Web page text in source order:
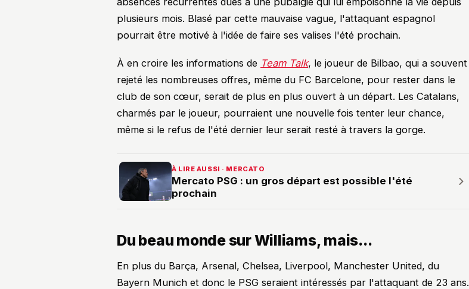
plusieurs mois. Blasé par cette mauvaise vague, l'attaquant espagnol
pourrait être motivé à l'idée de faire ses valises l'été prochain.
À en croire les informations de Team Talk, le joueur de Bilbao, qui a souvent
rejeté les nombreuses offres, même du FC Barcelone, pour rester dans le
club de son cœur, serait de plus en plus ouvert à un départ. Les Catalans,
charmés par le joueur, pourraient une nouvelle fois tenter leur chance,
même si le refus de l'été dernier leur serait resté à travers la gorge.
À LIRE AUSSI · MERCATO
Mercato PSG : un gros départ est possible l'été
prochain
Du beau monde sur Williams, mais...
En plus du Barça, Arsenal, Chelsea, Liverpool, Manchester United, du
Bayern Munich et donc le PSG seraient intéressés par l'attaquant de 23 ans.